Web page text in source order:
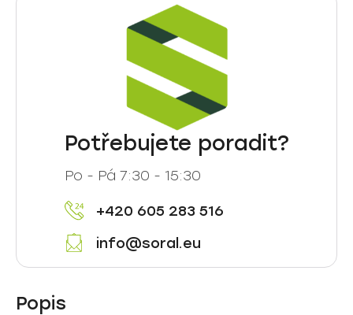
Potřebujete poradit?
Po - Pá 7:30 - 15:30
+420 605 283 516
info@soral.eu
Popis